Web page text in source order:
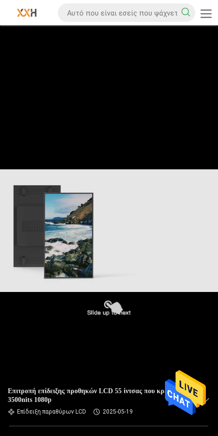
Επιτροπή επίδειξης προθηκών LCD 55 ίντσας που κρεμά
3500nits 1080p
Επίδειξη παραθύρων LCD 2025-05-19